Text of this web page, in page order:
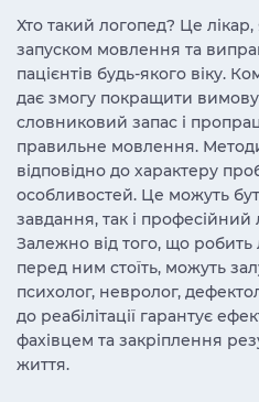
Хто такий логопед? Це
запуском мовлення та
пацієнтів будь-якого віку.
дає змогу покращити
словниковий запас і
правильне мовлення.
відповідно до характеру
особливостей. Це можуть
завдання, так і
Залежно від того, що робить
перед ним стоїть, можуть
психолог, невролог,
до реабілітації гарантує
фахівцем та закріплення
життя.